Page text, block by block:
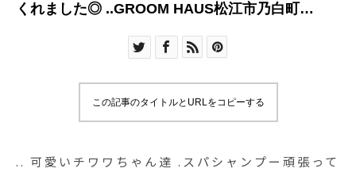
くれました◎ ..GROOM HAUS松江市乃白町
18:00@haus_matsue#groomhause#haus_matsue
ット #松江ペットサロン #松江#島根
この記事のタイトルとURLをコピーする
.. 可愛いチワワちゃん達 .スパシャンプー頑張って